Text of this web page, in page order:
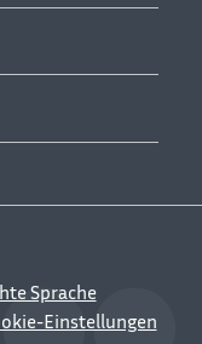
Sprache
Einstellungen